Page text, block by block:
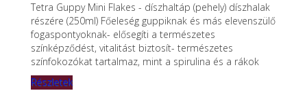
Tetra Guppy Mini Flakes - díszhaltáp (pehely) díszhalak
részére (250ml) Főeleség guppiknak és más elevenszülő
fogaspontyoknak- elősegíti a természetes
színképződést, vitalitást biztosít- természetes
színfokozókat tartalmaz, mint a spirulina és a rákok
Részletek